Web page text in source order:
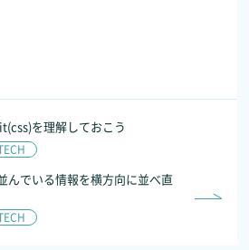
を理解しておこう
んでいる情報を横方向に並べ直